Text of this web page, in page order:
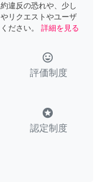
違反の恐れや、少し
リクエストやユーザ
ださい。
詳細を見る
tag_faces
評価制度
stars
認定制度